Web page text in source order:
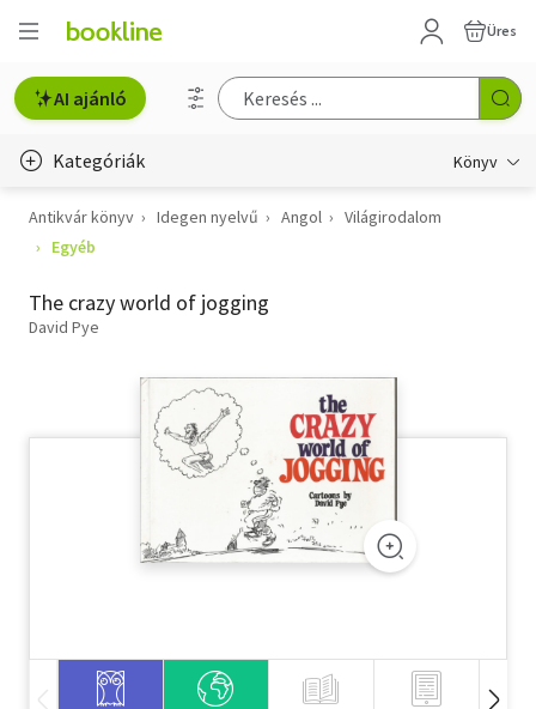
Üres
AI ajánló
Kategóriák Könyv
Életmód, egészség
Gyermek- és ifjúsági
Hobbi, szabadidő
Társadalomtudomány
Antikvár könyv Idegen nyelvű Angol
Világirodalom
Egyéb
The crazy world of jogging
David Pye